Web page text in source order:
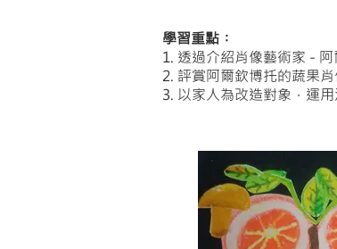
學習重點︰
1. 透過介紹肖像藝術家 -
2. 評賞阿爾欽博托的蔬果
3. 以家人為改造對象，運